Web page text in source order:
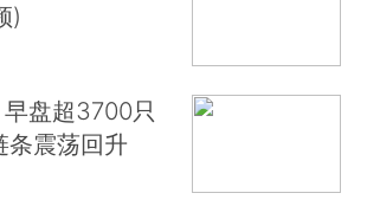
)
早盘超3700只
条震荡回升